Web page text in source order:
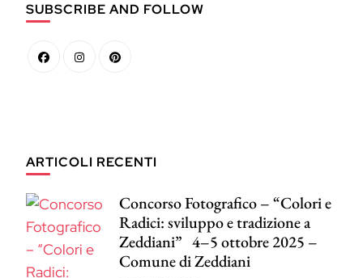
SUBSCRIBE AND FOLLOW
ARTICOLI RECENTI
Concorso Fotografico – “Colori e
Radici: sviluppo e tradizione a
Zeddiani” 4–5 ottobre 2025 –
Comune di Zeddiani